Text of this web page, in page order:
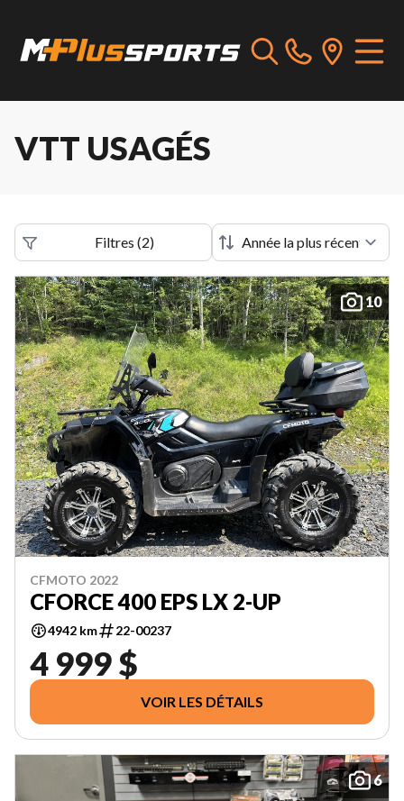
VTT USAGÉS
Filtres (2)
10
CFMOTO 2022
CFORCE 400 EPS LX 2-UP
4942 km 22-00237
4 999 $
VOIR LES DÉTAILS
6